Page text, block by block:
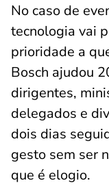
No caso de
tecnologia vai
prioridade a
Bosch ajudou
dirigentes,
delegados e
dois dias
gesto sem ser
que é elogio.